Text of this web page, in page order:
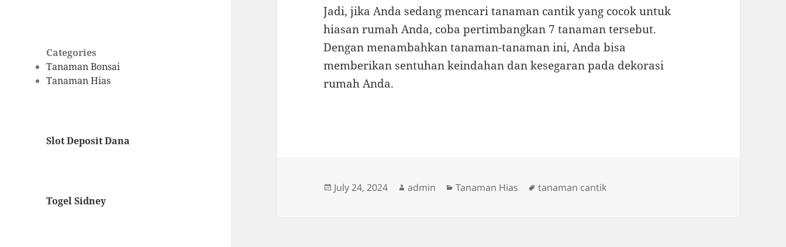
Categories
Tanaman Bonsai
Tanaman Hias
Slot Deposit Dana
Togel Sidney
Jadi, jika Anda sedang mencari tanaman cantik yang cocok untuk
hiasan rumah Anda, coba pertimbangkan 7 tanaman tersebut.
Dengan menambahkan tanaman-tanaman ini, Anda bisa
memberikan sentuhan keindahan dan kesegaran pada dekorasi
rumah Anda.
Posted
July 24, 2024 Author
admin Categories
Tanaman Hias Tags
tanaman cantik